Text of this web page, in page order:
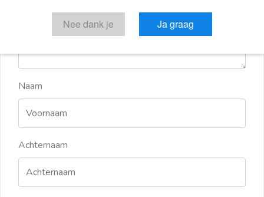
Naam
Achternaam
Nee dank je Ja graag